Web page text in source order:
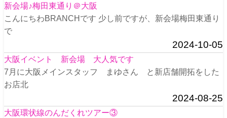
新会場♪梅田東通り＠大阪
こんにちわBRANCHです 少し前ですが、新会場梅田東通り
で
2024-10-05
大阪イベント 新会場 大人気です
7月に大阪メインスタッフ まゆさん と新店舗開拓をした
お店北
2024-08-25
大阪環状線のんだくれツアー③